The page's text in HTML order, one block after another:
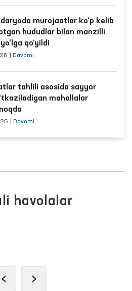
murojaatlar ko‘p kelib
hududlar bilan manzilli
qo‘yildi
Davomi
tahlili asosida sayyor
mahallalar
Davomi
havolalar
‹ ›